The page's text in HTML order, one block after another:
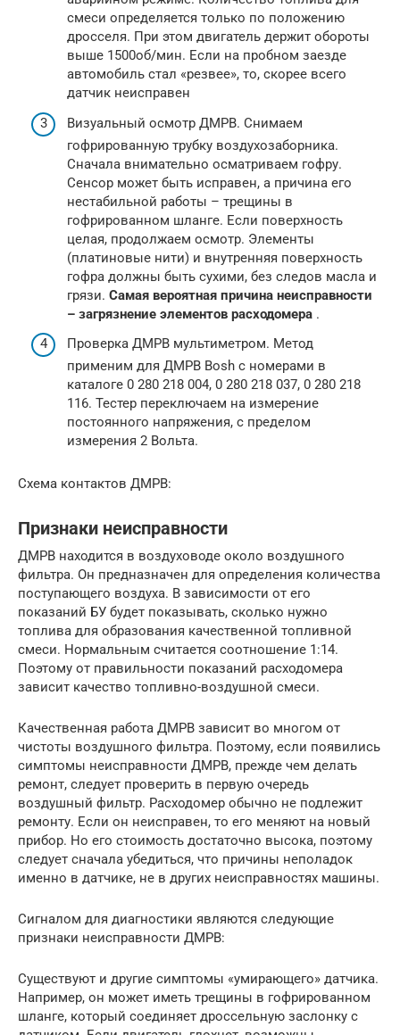
смеси определяется только по положению
дросселя. При этом двигатель держит обороты
выше 1500об/мин. Если на пробном заезде
автомобиль стал «резвее», то, скорее всего
датчик неисправен
Визуальный осмотр ДМРВ. Снимаем
гофрированную трубку воздухозаборника.
Сначала внимательно осматриваем гофру.
Сенсор может быть исправен, а причина его
нестабильной работы – трещины в
гофрированном шланге. Если поверхность
целая, продолжаем осмотр. Элементы
(платиновые нити) и внутренняя поверхность
гофра должны быть сухими, без следов масла и
грязи. Самая вероятная причина неисправности
– загрязнение элементов расходомера .
Проверка ДМРВ мультиметром. Метод
применим для ДМРВ Bosh с номерами в
каталоге 0 280 218 004, 0 280 218 037, 0 280 218
116. Тестер переключаем на измерение
постоянного напряжения, с пределом
измерения 2 Вольта.
Схема контактов ДМРВ:
Признаки неисправности
ДМРВ находится в воздуховоде около воздушного
фильтра. Он предназначен для определения количества
поступающего воздуха. В зависимости от его
показаний БУ будет показывать, сколько нужно
топлива для образования качественной топливной
смеси. Нормальным считается соотношение 1:14.
Поэтому от правильности показаний расходомера
зависит качество топливно-воздушной смеси.
Качественная работа ДМРВ зависит во многом от
чистоты воздушного фильтра. Поэтому, если появились
симптомы неисправности ДМРВ, прежде чем делать
ремонт, следует проверить в первую очередь
воздушный фильтр. Расходомер обычно не подлежит
ремонту. Если он неисправен, то его меняют на новый
прибор. Но его стоимость достаточно высока, поэтому
следует сначала убедиться, что причины неполадок
именно в датчике, не в других неисправностях машины.
Сигналом для диагностики являются следующие
признаки неисправности ДМРВ:
Существуют и другие симптомы «умирающего» датчика.
Например, он может иметь трещины в гофрированном
шланге, который соединяет дроссельную заслонку с